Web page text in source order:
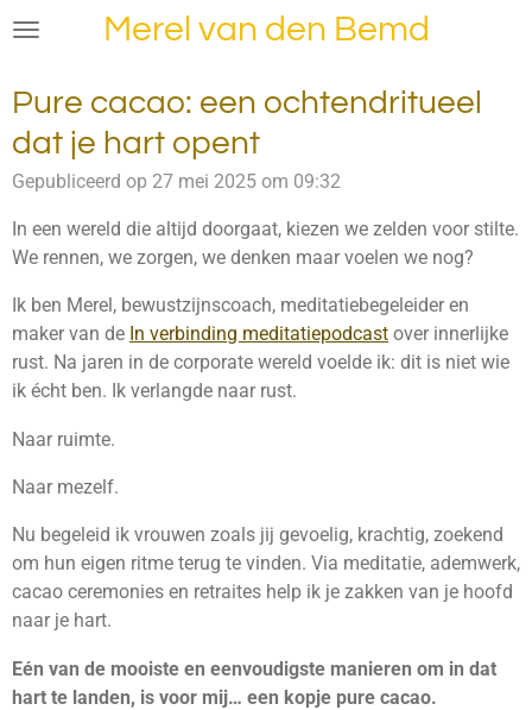
Ga
de
hoofdinhoud
Merel van den Bemd
Pure cacao: een ochtendritueel
dat je hart opent
Gepubliceerd op 27 mei 2025 om 09:32
In een wereld die altijd doorgaat, kiezen we zelden voor stilte.
We rennen, we zorgen, we denken maar voelen we nog?
Ik ben Merel, bewustzijnscoach, meditatiebegeleider en
maker van de In verbinding meditatiepodcast over innerlijke
rust. Na jaren in de corporate wereld voelde ik: dit is niet wie
ik écht ben. Ik verlangde naar rust.
Naar ruimte.
Naar mezelf.
Nu begeleid ik vrouwen zoals jij gevoelig, krachtig, zoekend
om hun eigen ritme terug te vinden. Via meditatie, ademwerk,
cacao ceremonies en retraites help ik je zakken van je hoofd
naar je hart.
Eén van de mooiste en eenvoudigste manieren om in dat
hart te landen, is voor mij… een kopje pure cacao.